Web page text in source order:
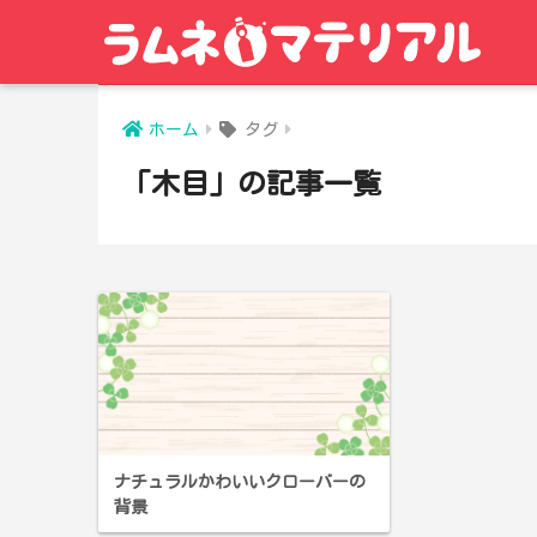
ホーム タグ
「木目」の記事一覧
ナチュラルかわいいクローバーの
背景